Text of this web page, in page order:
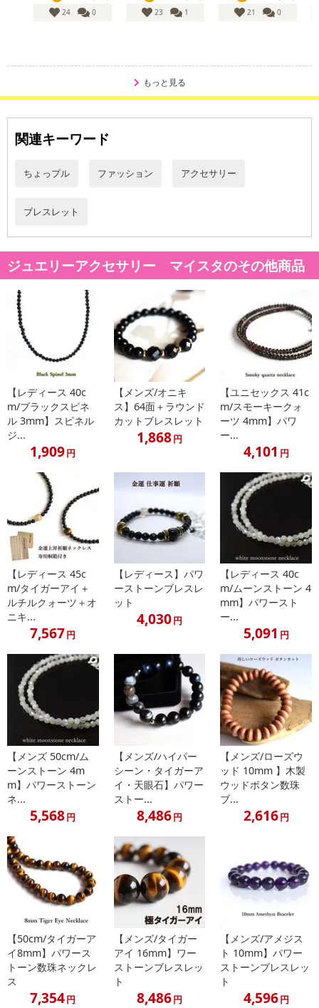
自己主張 自己探求 潜在能力を高めると言われる
力と財力の象徴や魔除けのお守りとして古くから使われていた 『お
金がたまる石』といわれる
洞察力が高まり自身を成長させるとされる
金運・仕事運・願望成就・行動力・サクセス・独立・好奇心・洞察
・原材料/材質/素材：タイガーアイ
・商品カラー：イエロー・レッド・ブルー
・商品サイズ：
内周：約15cm
タイガーアイ：約10mm
注意事項
【賞味・消費期限のある商品について】
商品到着時点でのお日持ち期間は、配送日数などにより異なります
のでご了承ください。
【キャンセルについて】
※お申込み後のキャンセルはお受けできません。
にご納得いただきましたうえでお申し込みください。
※パッケージ変更や商品リニューアル（成分など含む）等により、
参考の掲載画像や画像内のバーコードなど、お届け商品と多少異な
る場合がございます。
また、[新たな加工食品の原料原産地表示制度]の経過措置期間の終
了により、商品詳細内に記載の原産国・原材料の表記が旧表記の場
合がございます。
あらかじめご了承いただいた上でお申込みください。なお、本理由
によるお申込み後のキャンセル・返品交換は対応いたしかねます。
※送料はお試し費用に含まれております。
※d払い、PayPay、au PAY、au PAY（auかんたん決済）、ソフトバ
ンクまとめて支払い、楽天ペイ、メルペイ、AEON Pay、Amazon
Payでお支払いの場合、決済のため外部サイトへ遷移します。
※予約商品は決済手段ごとに定められた決済期限日にお支払いを完
了することがございます。ご了承いただいたうえでお申し込みくだ
さい。
【配送伝票番号について】
※配送形態がメール便の商品については、商品の発送完了後、配送
【配送日時の指定について】
※配送日時の指定が可能な商品の場合、商品によってご指定できる
配送日、配送時間が異なる可能性がございます。
カート機能をご利用の場合は、配送日時指定をご利用いただけませ
ん。
発送日カレンダー
24
0
23
1
21
0
もっと見る
関連キーワード
ちょっプル ファッション アクセサリー
ブレスレット
ジュエリーアクセサリー マイスタのその他商品
【レディース 40c
m/ブラックスピネ
ル 3mm】スピネル
ジ...
1,909円
【メンズ/オニキ
ス】64面＋ラウンド
カットブレスレット
1,868円
【ユニセックス 41c
m/スモーキークォ
ーツ 4mm】パワ
ー...
4,101 円
【レディース 45c
m/タイガーアイ＋
ルチルクォーツ＋オ
ニキ...
7,567円
【レディース】パワ
ーストーンブレスレ
ット
4,030円
【レディース 40c
m/ムーンストーン 4
mm】パワースト
ー...
5,091 円
【メンズ 50cm/ム
ーンストーン 4m
m】パワーストーン
ネ...
5,568円
【メンズ/ハイパー
シーン・タイガーア
イ・天眼石】パワー
ストー...
8,486円
【メンズ/ローズウ
ッド 10mm 】木製
ウッドボタン数珠
ブ...
2,616円
【50cm/タイガーア
イ8mm】パワース
トーン数珠ネックレ
ス
7,354円
【メンズ/タイガー
アイ 16mm】ワー
ストーンブレスレッ
ト
8,486円
【メンズ/アメジス
ト 10mm】パワー
ストーンブレスレッ
ト
4,596円